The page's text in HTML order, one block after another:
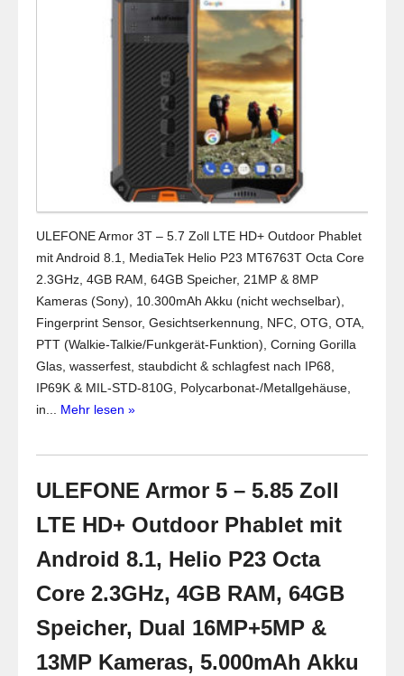
ULEFONE Armor 3T – 5.7 Zoll LTE HD+ Outdoor Phablet
mit Android 8.1, MediaTek Helio P23 MT6763T Octa Core
2.3GHz, 4GB RAM, 64GB Speicher, 21MP & 8MP
Kameras (Sony), 10.300mAh Akku (nicht wechselbar),
Fingerprint Sensor, Gesichtserkennung, NFC, OTG, OTA,
PTT (Walkie-Talkie/Funkgerät-Funktion), Corning Gorilla
Glas, wasserfest, staubdicht & schlagfest nach IP68,
IP69K & MIL-STD-810G, Polycarbonat-/Metallgehäuse,
in... Mehr lesen »
ULEFONE Armor 5 – 5.85 Zoll
LTE HD+ Outdoor Phablet mit
Android 8.1, Helio P23 Octa
Core 2.3GHz, 4GB RAM, 64GB
Speicher, Dual 16MP+5MP &
13MP Kameras, 5.000mAh Akku